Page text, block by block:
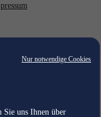
Nur notwendige Cookies
uns Ihnen über